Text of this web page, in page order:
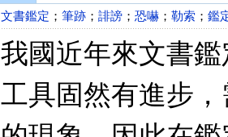
文書鑑定 ； 筆跡 ； 誹謗 ； 恐嚇 ； 勒索 ； 鑑
我國近年來文書
工具固然有進步